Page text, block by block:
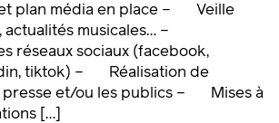
plan média en place – Veille
actualités musicales… –
sociaux (facebook,
tiktok) – Réalisation de
presse et/ou les publics – Mises à
[…]